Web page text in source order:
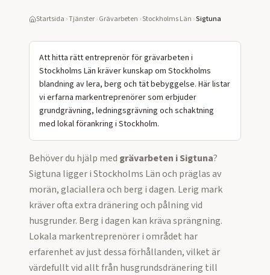
Startsida ›Tjänster›Grävarbeten ›Stockholms Län ›Sigtuna
Att hitta rätt entreprenör för grävarbeten i
Stockholms Län kräver kunskap om Stockholms
blandning av lera, berg och tät bebyggelse. Här listar
vi erfarna markentreprenörer som erbjuder
grundgrävning, ledningsgrävning och schaktning
med lokal förankring i Stockholm.
Behöver du hjälp med grävarbeten iSigtuna?
Sigtuna ligger i Stockholms Län och präglas av
morän, glaciallera och berg i dagen. Lerig mark
kräver ofta extra dränering och pålning vid
husgrunder. Berg i dagen kan kräva sprängning.
Lokala markentreprenörer i området har
erfarenhet av just dessa förhållanden, vilket är
värdefullt vid allt från husgrundsdränering till